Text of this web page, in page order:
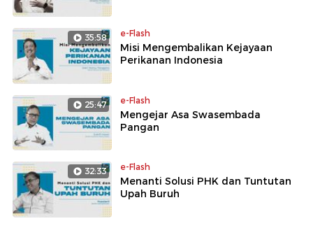
35:58 e-Flash
Misi Mengembalikan Kejayaan
Perikanan Indonesia
25:47 e-Flash
Mengejar Asa Swasembada
Pangan
32:33 e-Flash
Menanti Solusi PHK dan Tuntutan
Upah Buruh